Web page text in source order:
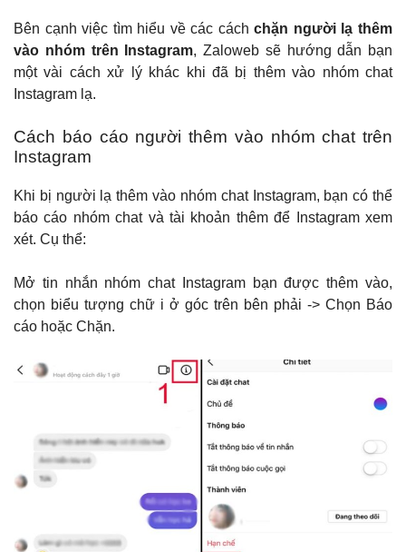
Bên cạnh việc tìm hiểu về các cáchchặn người lạ thêm
vào nhóm trên Instagram, Zaloweb sẽ hướng dẫn bạn
một vài cách xử lý khác khi đã bị thêm vào nhóm chat
Instagram lạ.
Cách báo cáo người thêm vào nhóm chat trên
Instagram
Khi bị người lạ thêm vào nhóm chat Instagram, bạn có thể
báo cáo nhóm chat và tài khoản thêm để Instagram xem
xét. Cụ thể:
Mở tin nhắn nhóm chat Instagram bạn được thêm vào,
chọn biểu tượng chữ i ở góc trên bên phải -> Chọn Báo
cáo hoặc Chặn.